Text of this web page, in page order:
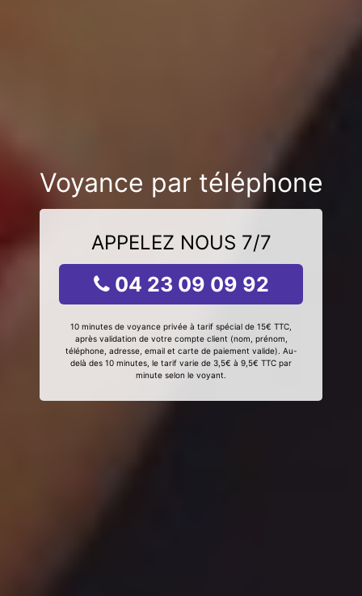
Voyance par téléphone
APPELEZ NOUS 7/7
04 23 09 09 92
10 minutes de voyance privée à tarif spécial de 15€ TTC,
après validation de votre compte client (nom, prénom,
téléphone, adresse, email et carte de paiement valide). Au-
delà des 10 minutes, le tarif varie de 3,5€ à 9,5€ TTC par
minute selon le voyant.